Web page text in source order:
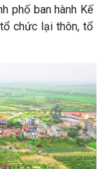
phố ban hành Kế
chức lại thôn, tổ